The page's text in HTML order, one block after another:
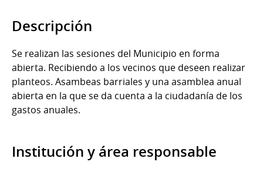
Descripción
Se realizan las sesiones del Municipio en forma
abierta. Recibiendo a los vecinos que deseen realizar
planteos. Asambeas barriales y una asamblea anual
abierta en la que se da cuenta a la ciudadanía de los
gastos anuales.
Institución y área responsable